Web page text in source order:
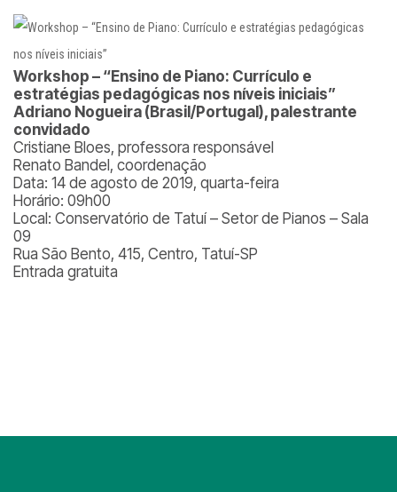
Workshop – “Ensino de Piano: Currículo e
estratégias pedagógicas nos níveis iniciais”
Adriano Nogueira (Brasil/Portugal), palestrante
convidado
Cristiane Bloes, professora responsável
Renato Bandel, coordenação
Data: 14 de agosto de 2019, quarta-feira
Horário: 09h00
Local: Conservatório de Tatuí – Setor de Pianos – Sala
09
Rua São Bento, 415, Centro, Tatuí-SP
Entrada gratuita